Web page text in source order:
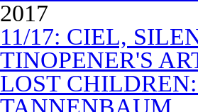
2017
11/17: CIEL,
TINOPENER'S
LOST
TANNENBAUM